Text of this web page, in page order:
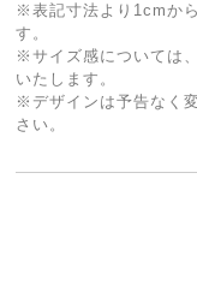
※表記寸法より1cmか
す。
※サイズ感については
いたします。
※デザインは予告なく
さい。